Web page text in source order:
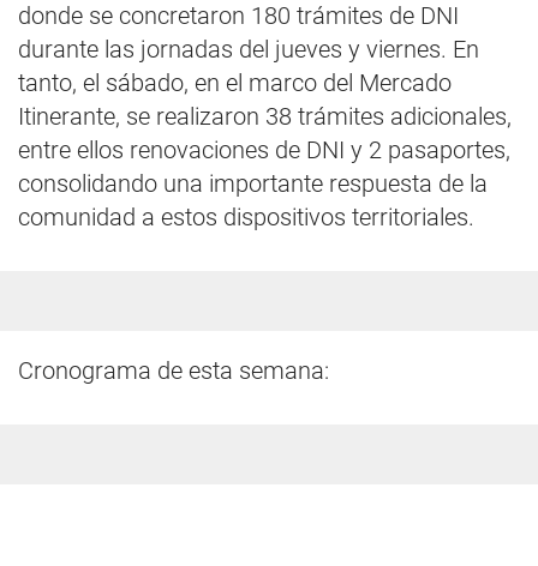
donde se concretaron 180 trámites de DNI
durante las jornadas del jueves y viernes. En
tanto, el sábado, en el marco del Mercado
Itinerante, se realizaron 38 trámites adicionales,
entre ellos renovaciones de DNI y 2 pasaportes,
consolidando una importante respuesta de la
comunidad a estos dispositivos territoriales.
Cronograma de esta semana: